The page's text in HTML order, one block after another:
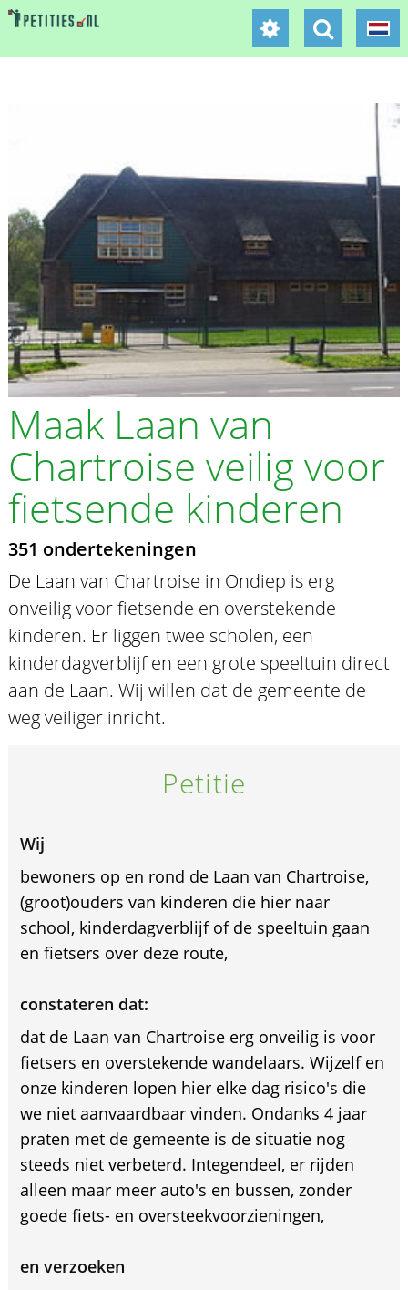
Maak Laan van
Chartroise veilig voor
fietsende kinderen
351 ondertekeningen
De Laan van Chartroise in Ondiep is erg
onveilig voor fietsende en overstekende
kinderen. Er liggen twee scholen, een
kinderdagverblijf en een grote speeltuin direct
aan de Laan. Wij willen dat de gemeente de
weg veiliger inricht.
Petitie
Wij
bewoners op en rond de Laan van Chartroise,
(groot)ouders van kinderen die hier naar
school, kinderdagverblijf of de speeltuin gaan
en fietsers over deze route,
constateren dat:
dat de Laan van Chartroise erg onveilig is voor
fietsers en overstekende wandelaars. Wijzelf en
onze kinderen lopen hier elke dag risico's die
we niet aanvaardbaar vinden. Ondanks 4 jaar
praten met de gemeente is de situatie nog
steeds niet verbeterd. Integendeel, er rijden
alleen maar meer auto's en bussen, zonder
goede fiets- en oversteekvoorzieningen,
en verzoeken